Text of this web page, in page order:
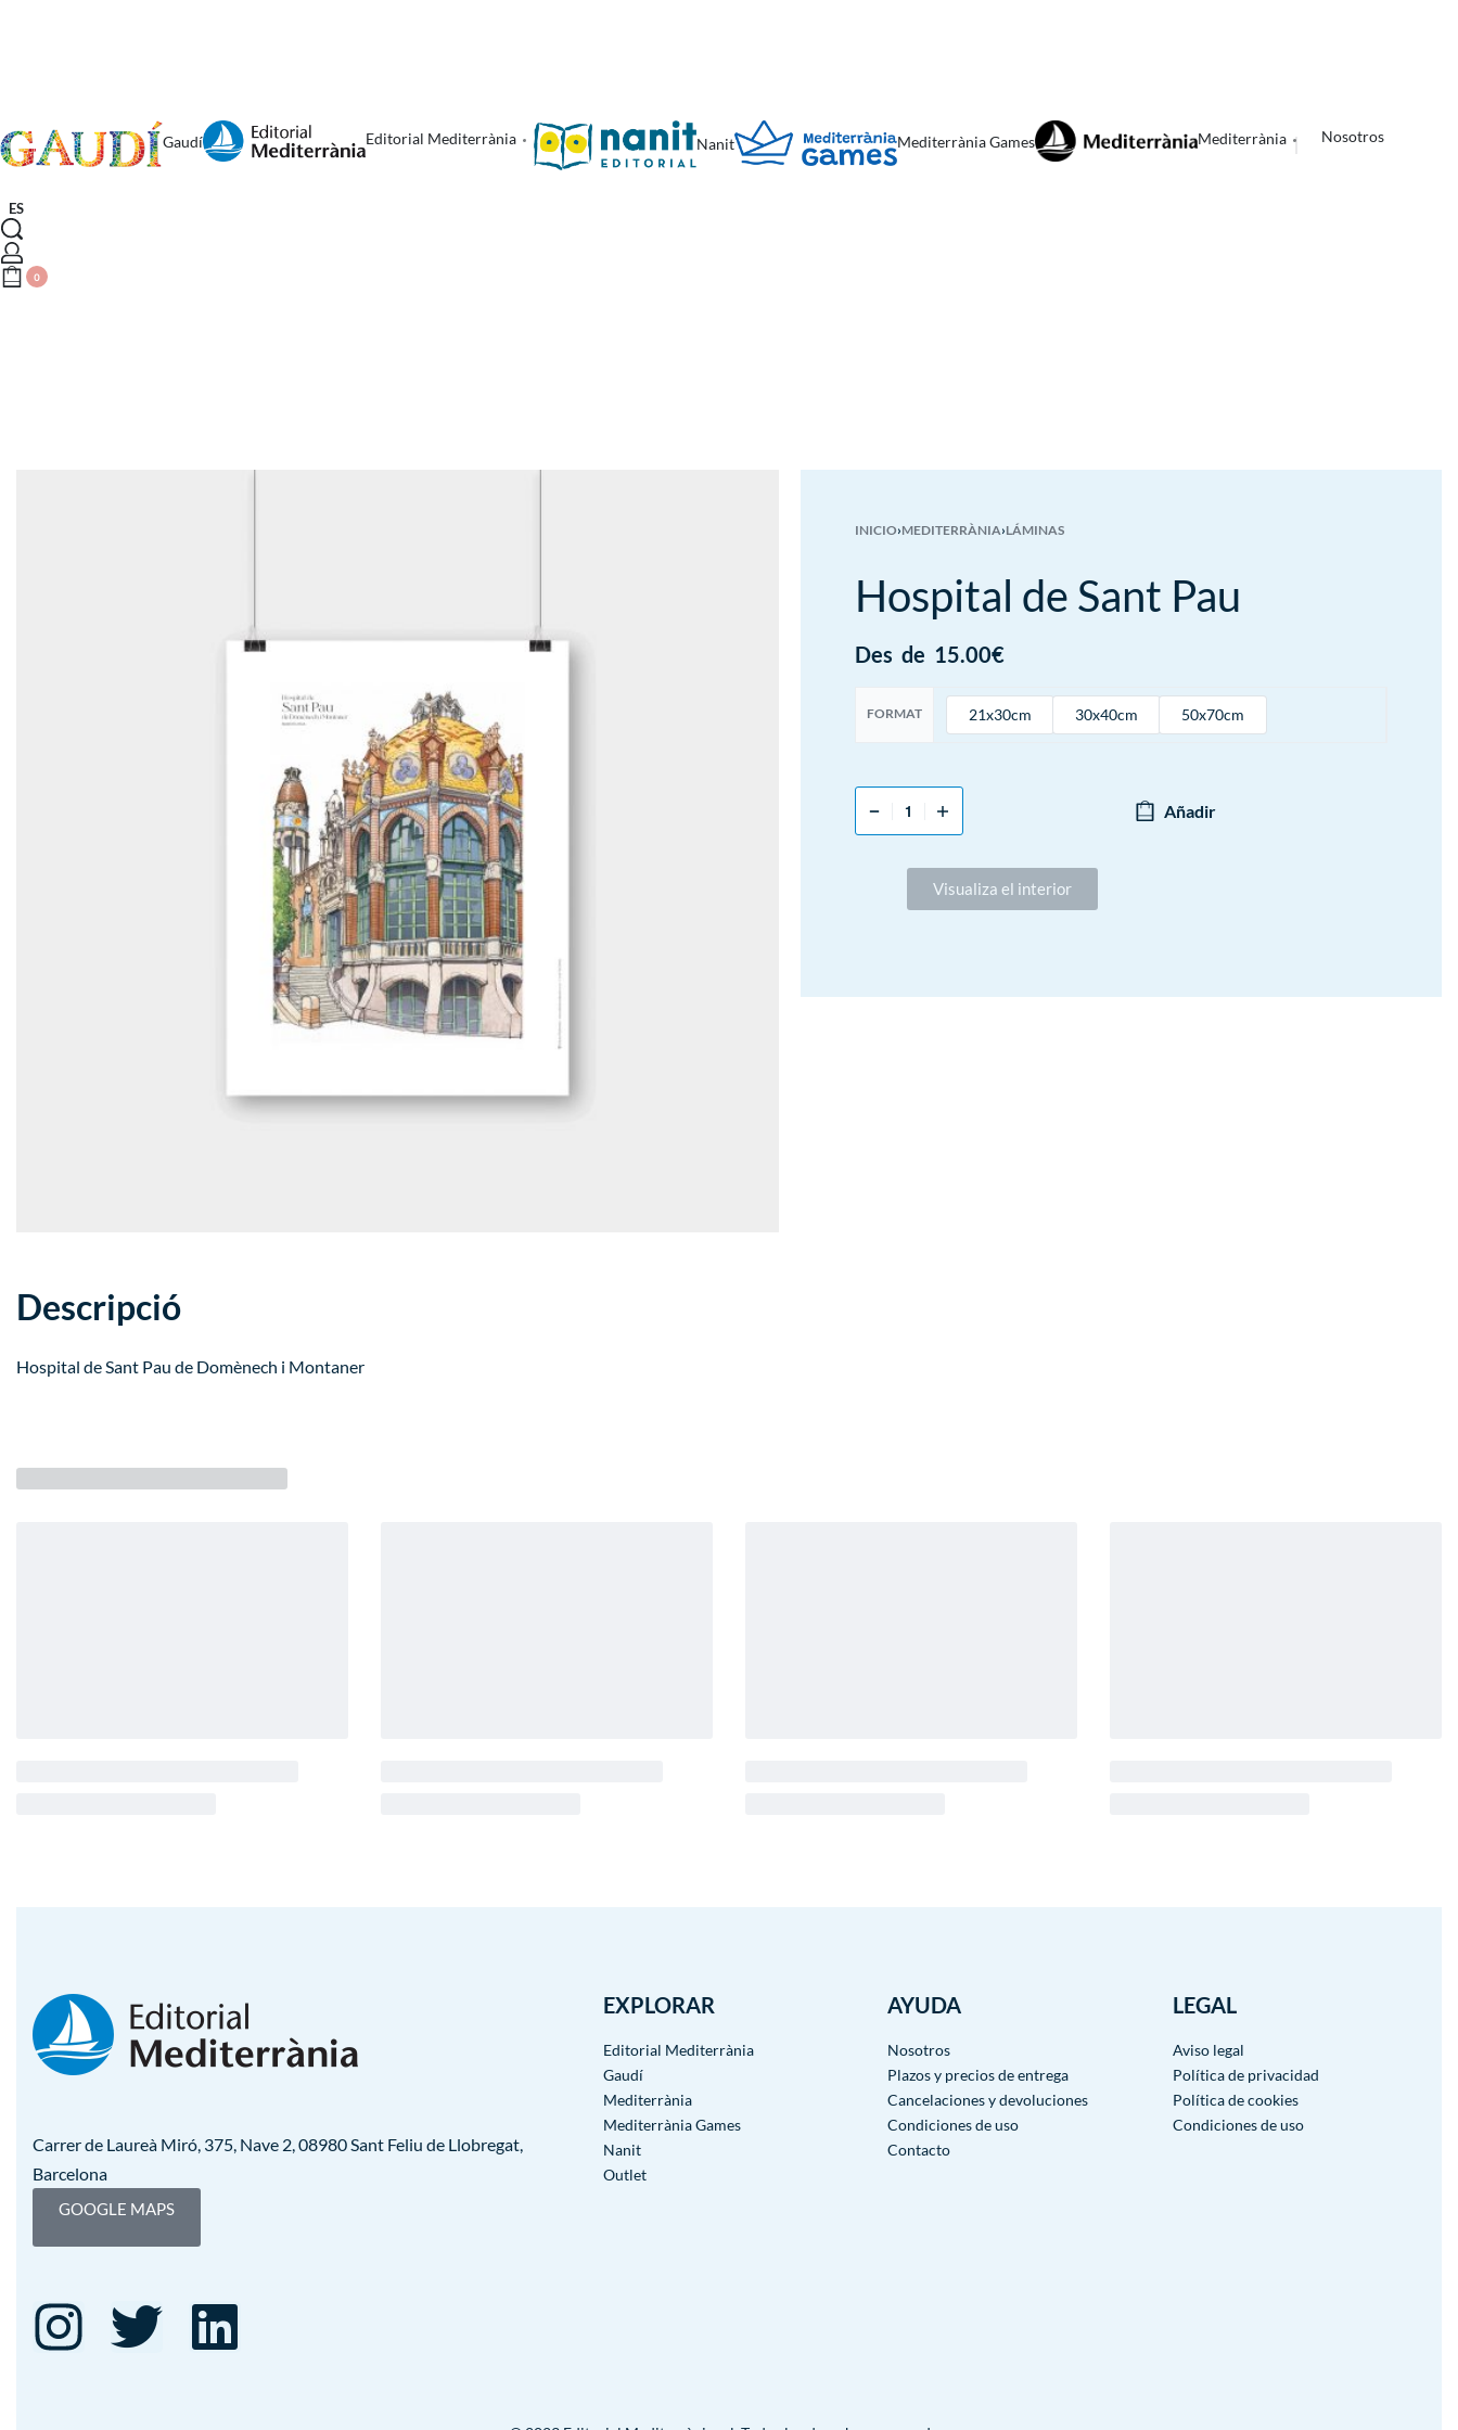
Gaudí Editorial Mediterrània Nanit Mediterrània Games Mediterrània Nosotros
ES
0
INICIO›MEDITERRÀNIA›LÁMINAS
Hospital de Sant Pau
Des de 15.00€
FORMAT 21x30cm 30x40cm 50x70cm
Añadir
Visualiza el interior
Descripció
Hospital de Sant Pau de Domènech i Montaner
Carrer de Laureà Miró, 375, Nave 2, 08980 Sant Feliu de Llobregat,
Barcelona
GOOGLE MAPS
EXPLORAR
Editorial Mediterrània
Gaudí
Mediterrània
Mediterrània Games
Nanit
Outlet
AYUDA
Nosotros
Plazos y precios de entrega
Cancelaciones y devoluciones
Condiciones de uso
Contacto
LEGAL
Aviso legal
Política de privacidad
Política de cookies
Condiciones de uso